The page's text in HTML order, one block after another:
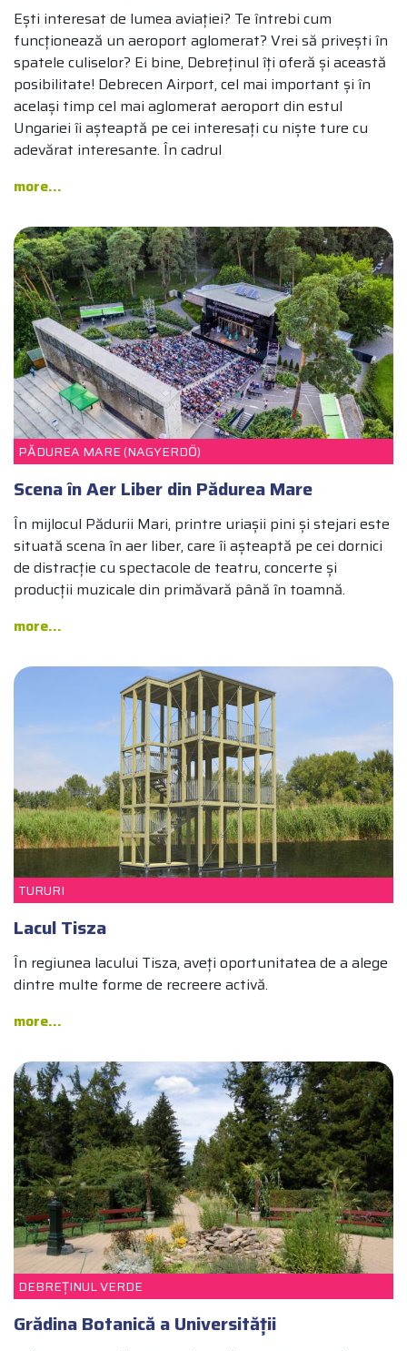
Ești interesat de lumea aviației? Te întrebi cum
funcționează un aeroport aglomerat? Vrei să privești în
spatele culiselor? Ei bine, Debreținul îți oferă și această
posibilitate! Debrecen Airport, cel mai important și în
același timp cel mai aglomerat aeroport din estul
Ungariei îi așteaptă pe cei interesați cu niște ture cu
adevărat interesante. În cadrul
more...
PĂDUREA MARE (NAGYERDŐ)
Scena în Aer Liber din Pădurea Mare
În mijlocul Pădurii Mari, printre uriașii pini și stejari este
situată scena în aer liber, care îi așteaptă pe cei dornici
de distracție cu spectacole de teatru, concerte și
producții muzicale din primăvară până în toamnă.
more...
TURURI
Lacul Tisza
În regiunea lacului Tisza, aveți oportunitatea de a alege
dintre multe forme de recreere activă.
more...
PĂDUREA MARE (NAGYERDŐ)
PENTRU FAMILII
DEBREȚINUL VERDE
Grădina Botanică a Universității